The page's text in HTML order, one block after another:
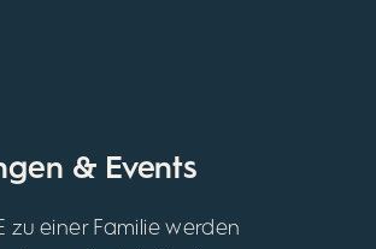
& Events
zu einer Familie werden